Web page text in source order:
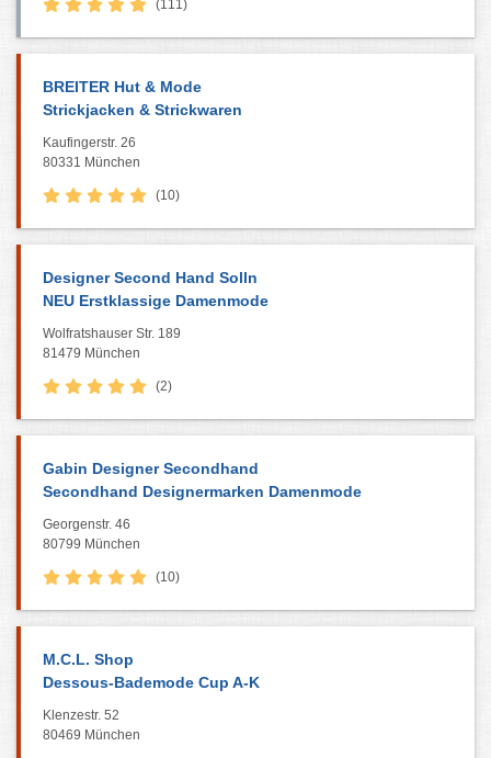
(111)
BREITER Hut & Mode
Strickjacken & Strickwaren
Kaufingerstr. 26
80331 München
(10)
Designer Second Hand Solln
NEU Erstklassige Damenmode
Wolfratshauser Str. 189
81479 München
(2)
Gabin Designer Secondhand
Secondhand Designermarken Damenmode
Georgenstr. 46
80799 München
(10)
M.C.L. Shop
Dessous-Bademode Cup A-K
Klenzestr. 52
80469 München